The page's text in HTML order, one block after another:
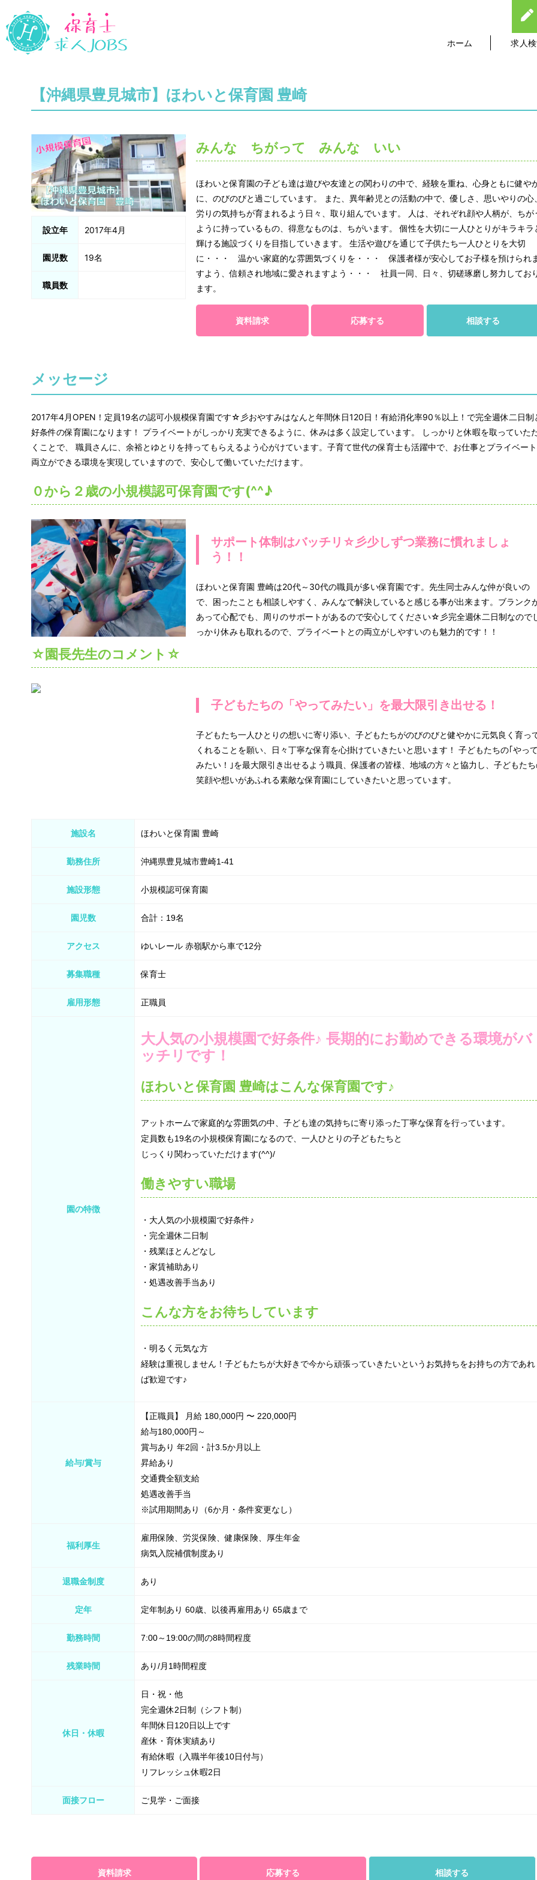
ホーム 求人
【沖縄県豊見城市】ほわいと保育園 豊崎
設立年 2017年4月
園児数 19名
職員数
みんな ちがって みんな いい
ほわいと保育園の子ども達は遊びや友達との関わりの中で、経験を重ね、心身ともに健や
に、のびのびと過ごしています。 また、異年齢児との活動の中で、優しさ、思いやりの心、
労りの気持ちが育まれるよう日々、取り組んでいます。 人は、それぞれ顔や人柄が、ちが
ように持っているもの、得意なものは、ちがいます。 個性を大切に一人ひとりがキラキラ
輝ける施設づくりを目指していきます。 生活や遊びを通じて子供たち一人ひとりを大切
に・・・ 温かい家庭的な雰囲気づくりを・・・ 保護者様が安心してお子様を預けられ
すよう、信頼され地域に愛されますよう・・・ 社員一同、日々、切磋琢磨し努力してお
ます。
資料請求 応募する 相談する
メッセージ
2017年4月OPEN！定員19名の認可小規模保育園です☆彡おやすみはなんと年間休日120日！有給消化率90％以上！で完全週休二日制
好条件の保育園になります！ プライベートがしっかり充実できるように、休みは多く設定しています。 しっかりと休暇を取っていた
くことで、 職員さんに、余裕とゆとりを持ってもらえるよう心がけています。子育て世代の保育士も活躍中で、お仕事とプライベー
両立ができる環境を実現していますので、安心して働いていただけます。
０から２歳の小規模認可保育園です(^^♪
サポート体制はバッチリ☆彡少しずつ業務に慣れましょ
う！！
ほわいと保育園 豊崎は20代～30代の職員が多い保育園です。先生同士みんな仲が良いの
で、困ったことも相談しやすく、みんなで解決していると感じる事が出来ます。ブランク
あって心配でも、周りのサポートがあるので安心してください☆彡完全週休二日制なので
っかり休みも取れるので、プライベートとの両立がしやすいのも魅力的です！！
☆園長先生のコメント☆
子どもたちの「やってみたい」を最大限引き出せる！
子どもたち一人ひとりの想いに寄り添い、子どもたちがのびのびと健やかに元気良く育っ
くれることを願い、日々丁寧な保育を心掛けていきたいと思います！ 子どもたちの｢やって
みたい！｣を最大限引き出せるよう職員、保護者の皆様、地域の方々と協力し、子どもた
笑顔や想いがあふれる素敵な保育園にしていきたいと思っています。
施設名 ほわいと保育園 豊崎
勤務住所 沖縄県豊見城市豊崎1-41
施設形態 小規模認可保育園
園児数 合計：19名
アクセス ゆいレール 赤嶺駅から車で12分
募集職種 保育士
雇用形態 正職員
園の特徴
大人気の小規模園で好条件♪ 長期的にお勤めできる環境がバ
ッチリです！
ほわいと保育園 豊崎はこんな保育園です♪
アットホームで家庭的な雰囲気の中、子ども達の気持ちに寄り添った丁寧な保育を行っています。
定員数も19名の小規模保育園になるので、一人ひとりの子どもたちと
じっくり関わっていただけます(^^)/
働きやすい職場
・大人気の小規模園で好条件♪
・完全週休二日制
・残業ほとんどなし
・家賃補助あり
・処遇改善手当あり
こんな方をお待ちしています
・明るく元気な方
経験は重視しません！子どもたちが大好きで今から頑張っていきたいというお気持ちをお持ちの方であれ
ば歓迎です♪
給与/賞与
【正職員】 月給 180,000円 〜 220,000円
給与180,000円～
賞与あり 年2回・計3.5か月以上
昇給あり
交通費全額支給
処遇改善手当
※試用期間あり（6か月・条件変更なし）
福利厚生
雇用保険、労災保険、健康保険、厚生年金
病気入院補償制度あり
退職金制度 あり
定年 定年制あり 60歳、以後再雇用あり 65歳まで
勤務時間 7:00～19:00の間の8時間程度
残業時間 あり/月1時間程度
休日・休暇
日・祝・他
完全週休2日制（シフト制）
年間休日120日以上です
産休・育休実績あり
有給休暇（入職半年後10日付与）
リフレッシュ休暇2日
面接フロー ご見学・ご面接
資料請求 応募する 相談する